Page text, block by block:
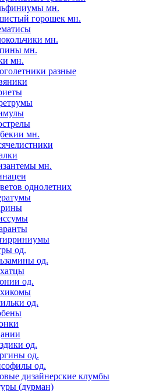
мн.
горошек мн.
мн.
мн.
мн.
разные
мн.
мн.
однолетних
од.
од.
од.
од.
од.
од.
од.
дизайнерские клумбы
(дурман)